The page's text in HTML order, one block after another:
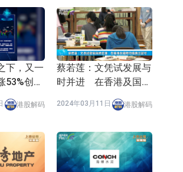
与GPU构建
腾股份(300363.CN)涨20.02%
韩股市收盘双双下跌
米康：海外交付以东南亚、中东市
为主 并已取得欧美相关认证
交所：财通多策略福鑫定期开放灵
配置混合型发起式证券投资基金临
时停牌
交所：景顺长城全球半导体芯片产
业股票型证券投资基金临时停牌
【异动股】港股跌幅榜前十，卡森国
际(00496.HK)跌22.40%，九福来
跌21.01%
【异动股】港股涨幅榜前十，拿森科
(02261.HK)涨+75.05%，辰兴发展
火股份：新疆神火铝水转化率已
下，又一
53%创新
港股解码
蔡若莲：文凭试发展与
时并进 在香港及国际
2024年03月11日 港股解码